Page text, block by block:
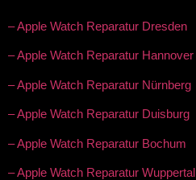
– Apple Watch Reparatur Dresden
– Apple Watch Reparatur Hannover
– Apple Watch Reparatur Nürnberg
– Apple Watch Reparatur Duisburg
– Apple Watch Reparatur Bochum
– Apple Watch Reparatur Wuppertal